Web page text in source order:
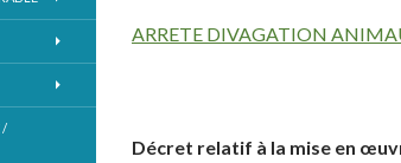
ARRETE DIVAGATION
Décret relatif à la mise en
/